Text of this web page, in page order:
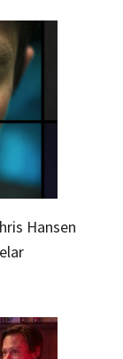
Hansen